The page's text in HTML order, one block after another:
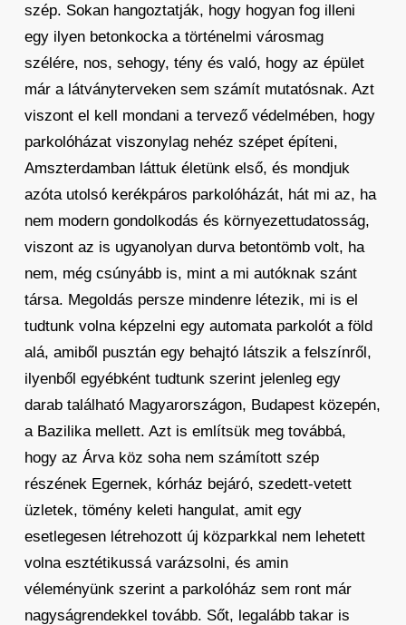
szép. Sokan hangoztatják, hogy hogyan fog illeni
egy ilyen betonkocka a történelmi városmag
szélére, nos, sehogy, tény és való, hogy az épület
már a látványterveken sem számít mutatósnak. Azt
viszont el kell mondani a tervező védelmében, hogy
parkolóházat viszonylag nehéz szépet építeni,
Amszterdamban láttuk életünk első, és mondjuk
azóta utolsó kerékpáros parkolóházát, hát mi az, ha
nem modern gondolkodás és környezettudatosság,
viszont az is ugyanolyan durva betontömb volt, ha
nem, még csúnyább is, mint a mi autóknak szánt
társa. Megoldás persze mindenre létezik, mi is el
tudtunk volna képzelni egy automata parkolót a föld
alá, amiből pusztán egy behajtó látszik a felszínről,
ilyenből egyébként tudtunk szerint jelenleg egy
darab található Magyarországon, Budapest közepén,
a Bazilika mellett. Azt is említsük meg továbbá,
hogy az Árva köz soha nem számított szép
részének Egernek, kórház bejáró, szedett-vetett
üzletek, tömény keleti hangulat, amit egy
esetlegesen létrehozott új közparkkal nem lehetett
volna esztétikussá varázsolni, és amin
véleményünk szerint a parkolóház sem ront már
nagyságrendekkel tovább. Sőt, legalább takar is